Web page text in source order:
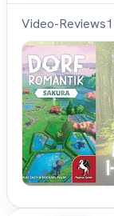
Video-Reviews1